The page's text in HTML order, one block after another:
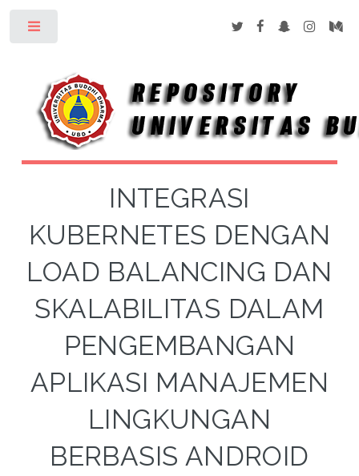
INTEGRASI
KUBERNETES DENGAN
LOAD BALANCING DAN
SKALABILITAS DALAM
PENGEMBANGAN
APLIKASI MANAJEMEN
LINGKUNGAN
BERBASIS ANDROID